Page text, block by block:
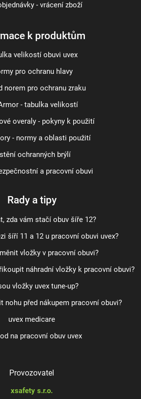
- vrácení zboží
k produktům
velikostí obuvi uvex
pro ochranu hlavy
norem pro ochranu zraku
- tabulka velikostí
overaly - pokyny k použití
- normy a oblasti použití
ochranných brýlí
a pracovní obuvi
Rady a tipy
zda vám stačí obuv šíře 12?
šíří 11 a 12 u pracovní obuvi uvex?
vložky v pracovní obuvi?
náhradní vložky k pracovní obuvi?
vložky uvex tune-up?
nohu před nákupem pracovní obuvi?
uvex medicare
na pracovní obuv uvex
Provozovatel
xsafety s.r.o.